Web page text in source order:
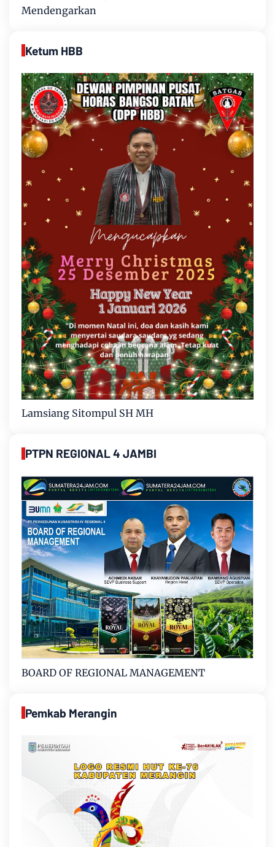
Mendengarkan
Ketum HBB
Lamsiang Sitompul SH MH
PTPN REGIONAL 4 JAMBI
BOARD OF REGIONAL MANAGEMENT
Pemkab Merangin